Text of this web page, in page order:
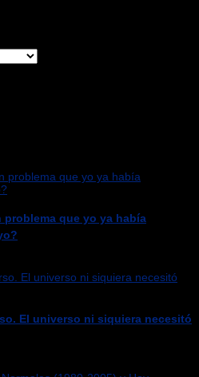
que yo ya había
El universo ni siquiera necesitó